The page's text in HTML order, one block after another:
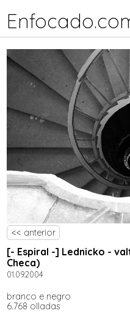
<< anterior
[- Espiral -] Lednicko -
Checa)
01.09.2004
branco e negro
6.768 olladas